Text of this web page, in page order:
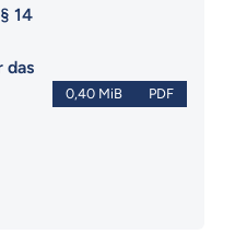
14
das
0,40 MiB PDF